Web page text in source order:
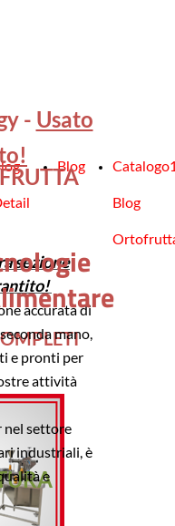
- Usato
Blog
Blog
sezione
accurata di
mano,
e pronti per
attività
nel settore
industriali, è
e